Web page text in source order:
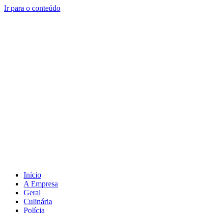
Ir para o conteúdo
Início
A Empresa
Geral
Culinária
Polícia